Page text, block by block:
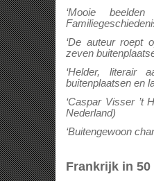
‘Mooie
‘De auteur roept
zeven
‘Helder, literair
buitenplaatsen en
‘Caspar Visser ’t
Nederland)
‘Buitengewoon
Frankrijk in 50